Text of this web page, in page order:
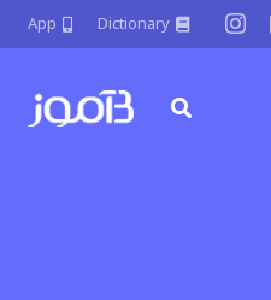
Dictionary
App